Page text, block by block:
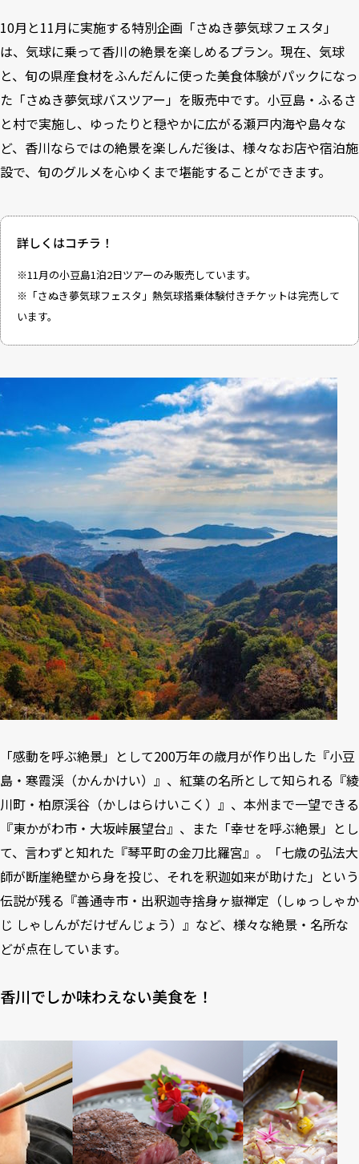
10月と11月に実施する特別企画「さぬき夢気球フェスタ」
は、気球に乗って香川の絶景を楽しめるプラン。現在、気球
と、旬の県産食材をふんだんに使った美食体験がパックになっ
た「さぬき夢気球バスツアー」を販売中です。小豆島・ふるさ
と村で実施し、ゆったりと穏やかに広がる瀬戸内海や島々な
ど、香川ならではの絶景を楽しんだ後は、様々なお店や宿泊施
設で、旬のグルメを心ゆくまで堪能することができます。
詳しくはコチラ！
※11月の小豆島1泊2日ツアーのみ販売しています。
※「さぬき夢気球フェスタ」熱気球搭乗体験付きチケットは完売して
います。
「感動を呼ぶ絶景」として200万年の歳月が作り出した『小豆
島・寒霞渓（かんかけい）』、紅葉の名所として知られる『綾
川町・柏原渓谷（かしはらけいこく）』、本州まで一望できる
『東かがわ市・大坂峠展望台』、また「幸せを呼ぶ絶景」とし
て、言わずと知れた『琴平町の金刀比羅宮』。「七歳の弘法大
師が断崖絶壁から身を投じ、それを釈迦如来が助けた」という
伝説が残る『善通寺市・出釈迦寺捨身ヶ嶽禅定（しゅっしゃか
じ しゃしんがだけぜんじょう）』など、様々な絶景・名所な
どが点在しています。
香川でしか味わえない美食を！